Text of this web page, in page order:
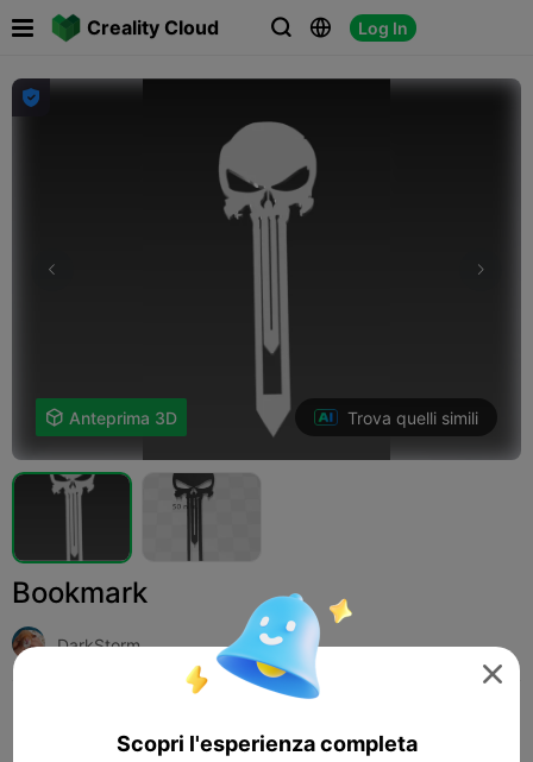
Creality Cloud   Log In
 

 Anteprima 3D Trova quelli simili
Bookmark
DarkStorm

Scopri l'esperienza completa